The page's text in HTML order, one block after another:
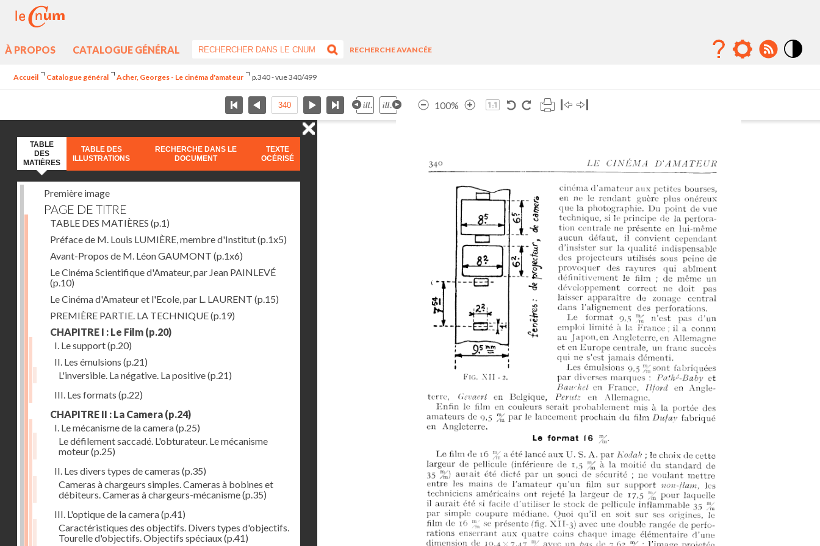
À PROPOS CATALOGUE GÉNÉRAL
RECHERCHE AVANCÉE
Accueil Catalogue général Acher, Georges - Le cinéma d'amateur p.340 - vue 340/499
100%
TABLE
DES
MATIÈRES
TABLE DES
ILLUSTRATIONS
RECHERCHE DANS LE
DOCUMENT
TEXTE
OCÉRISÉ
Première image
PAGE DE TITRE
TABLE DES MATIÈRES (p.1)
Préface de M. Louis LUMIÈRE, membre d'Institut(p.1x5)
Avant-Propos de M. Léon GAUMONT (p.1x6)
Le Cinéma Scientifique d'Amateur, par Jean PAINLEVÉ
(p.10)
Le Cinéma d'Amateur et l'Ecole, par L. LAURENT (p.15)
PREMIÈRE PARTIE. LA TECHNIQUE(p.19)
CHAPITRE I : Le Film (p.20)
I. Le support(p.20)
II. Les émulsions (p.21)
L'inversible. La négative. La positive(p.21)
III. Les formats (p.22)
CHAPITRE II : La Camera (p.24)
I. Le mécanisme de la camera(p.25)
Le défilement saccadé. L'obturateur. Le mécanisme
moteur(p.25)
II. Les divers types de cameras (p.35)
Cameras à chargeurs simples. Cameras à bobines et
débiteurs. Cameras à chargeurs-mécanisme(p.35)
III. L'optique de la camera(p.41)
Caractéristiques des objectifs. Divers types d'objectifs.
Tourelle d'objectifs. Objectifs spéciaux(p.41)